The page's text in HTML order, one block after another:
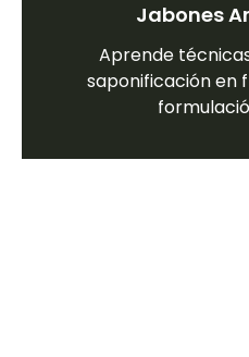
Jabones
Aprende
saponificación en